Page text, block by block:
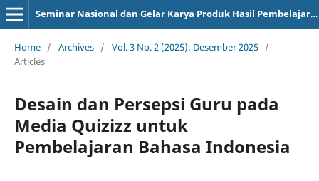
Seminar Nasional dan Gelar Karya Produk Hasil Pembelajaran
Home / Archives / Vol. 3 No. 2 (2025): Desember 2025 /
Articles
Desain dan Persepsi Guru pada
Media Quizizz untuk
Pembelajaran Bahasa Indonesia